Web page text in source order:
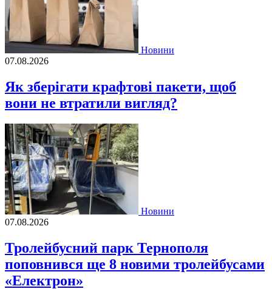
Новини
07.08.2026
Як зберігати крафтові пакети, щоб
вони не втратили вигляд?
Новини
07.08.2026
Тролейбусний парк Тернополя
поповнився ще 8 новими тролейбусами
«Електрон»